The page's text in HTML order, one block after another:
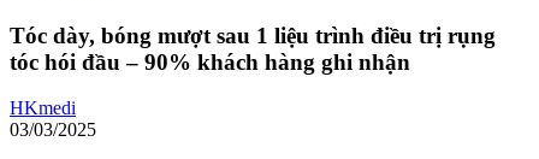
Tóc dày, bóng mượt sau 1 liệu trình điều trị rụng
tóc hói đầu – 90% khách hàng ghi nhận
HKmedi
03/03/2025